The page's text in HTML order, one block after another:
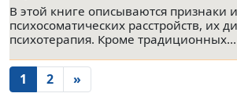
В этой книге описываются признаки
психосоматических расстройств, их
психотерапия. Кроме традиционных...
1 2 »